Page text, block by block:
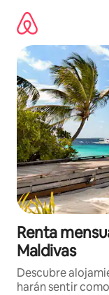
contenido
Renta
Maldivas
Descubre
harán sentir